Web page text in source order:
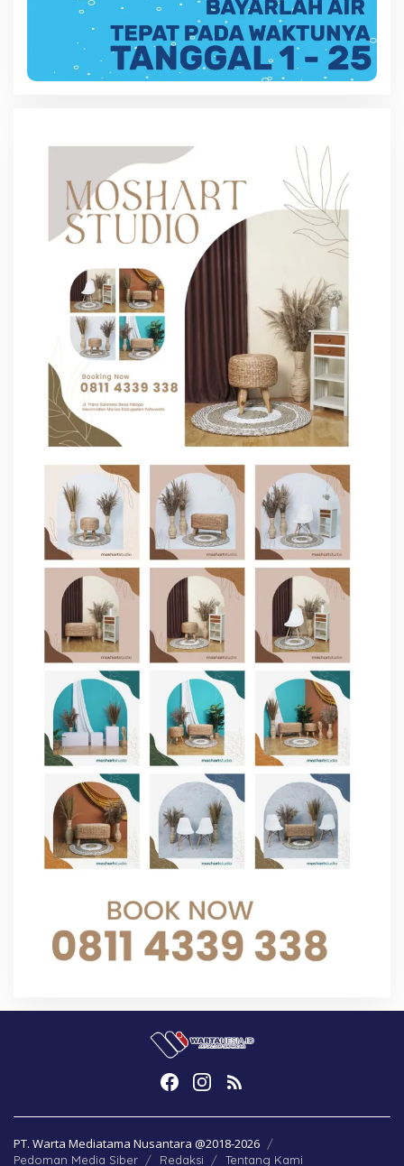
PT. Warta Mediatama Nusantara @2018-2026
Pedoman Media Siber Redaksi Tentang Kami